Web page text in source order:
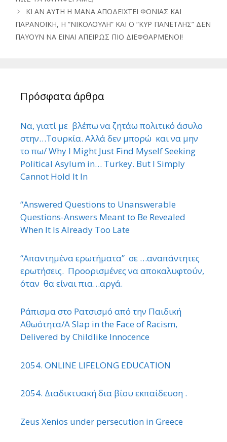
ΚΙ ΑΝ ΑΥΤΗ Η ΜΑΝΑ ΑΠΟΔΕΙΧΤΕΙ ΦΟΝΙΑΣ ΚΑΙ
ΠΑΡΑΝΟΪΚΗ, Η “ΝΙΚΟΛΟΥΛΗ” ΚΑΙ Ο “ΚΥΡ ΠΑΝΕΤΛΗΣ” ΔΕΝ
ΠΑΥΟΥΝ ΝΑ ΕΙΝΑΙ ΑΠΕΙΡΩΣ ΠΙΟ ΔΙΕΦΘΑΡΜΕΝΟΙ!
Πρόσφατα άρθρα
Να, γιατί με βλέπω να ζητάω πολιτικό άσυλο
στην…Τουρκία. Αλλά δεν μπορώ και να μην
το πω/ Why I Might Just Find Myself Seeking
Political Asylum in… Turkey. But I Simply
Cannot Hold It In
“Answered Questions to Unanswerable
Questions-Answers Meant to Be Revealed
When It Is Already Too Late
“Απαντημένα ερωτήματα” σε …αναπάντητες
ερωτήσεις. Προορισμένες να αποκαλυφτούν,
όταν θα είναι πια…αργά.
Ράπισμα στο Ρατσισμό από την Παιδική
Αθωότητα/A Slap in the Face of Racism,
Delivered by Childlike Innocence
2054. ONLINE LIFELONG EDUCATION
2054. Διαδικτυακή δια βίου εκπαίδευση .
Zeus Xenios under persecution in Greece